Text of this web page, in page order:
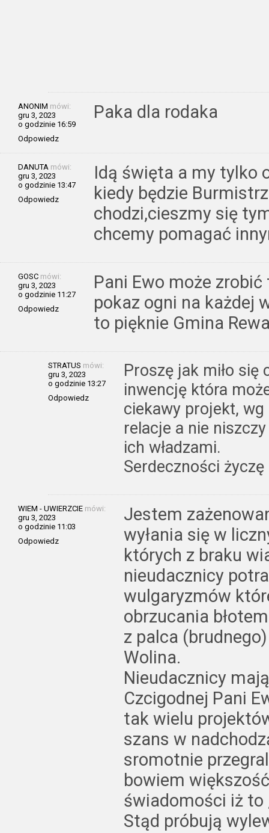
ANONIM mówi:
gru 3, 2023
o godzinie 16:59
Odpowiedz
Paka dla rodaka
DANUTA mówi:
gru 3, 2023
o godzinie 13:47
Odpowiedz
Idą święta a my tylko
kiedy będzie
chodzi,cieszmy się
chcemy pomagać
GOSC mówi:
gru 3, 2023
o godzinie 11:27
Odpowiedz
Pani Ewo może
pokaz ogni na każdej
to pięknie Gmina
STRATUS mówi:
gru 3, 2023
o godzinie 13:27
Odpowiedz
Proszę jak miło się
inwencję która
ciekawy projekt,
relacje a nie
ich władzami.
Serdeczności życzę
WIEM - UWIERZCIE mówi:
gru 3, 2023
o godzinie 11:03
Odpowiedz
Jestem
wyłania się w
których z braku
nieudacznicy
wulgaryzmów
obrzucania
z palca
Wolina.
Nieudacznicy
Czcigodnej Pani
tak wielu
szans w
sromotnie
bowiem
świadomości iż to
Stąd próbują